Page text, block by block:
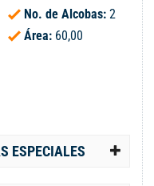
No. de Alcobas: 2
Área: 60,00
ESPECIALES